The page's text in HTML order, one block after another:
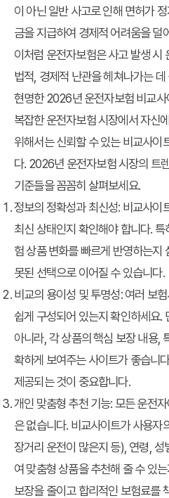
이 아닌 일반 사고로 인해 면허가
금을 지급하여 경제적 어려움을 덜
이처럼 운전자보험은 사고 발생 시
법적, 경제적 난관을 헤쳐나가는
현명한 2026년 운전자보험 비교
복잡한 운전자보험 시장에서 자신
위해서는 신뢰할 수 있는 비교사이
다. 2026년 운전자보험 시장의 트
기준들을 꼼꼼히 살펴보세요.
정보의 정확성과 최신성: 비교사이
최신 상태인지 확인해야 합니다.
험 상품 변화를 빠르게 반영하는지
못된 선택으로 이어질 수 있습니다.
비교의 용이성 및 투명성: 여러 보
쉽게 구성되어 있는지 확인하세요.
아니라, 각 상품의 핵심 보장 내용,
확하게 보여주는 사이트가 좋습니
제공되는 것이 중요합니다.
개인 맞춤형 추천 기능: 모든 운전
은 없습니다. 비교사이트가 사용자
장거리 운전이 많은지 등), 연령,
여 맞춤형 상품을 추천해 줄 수 있
보장을 줄이고 합리적인 보험료를